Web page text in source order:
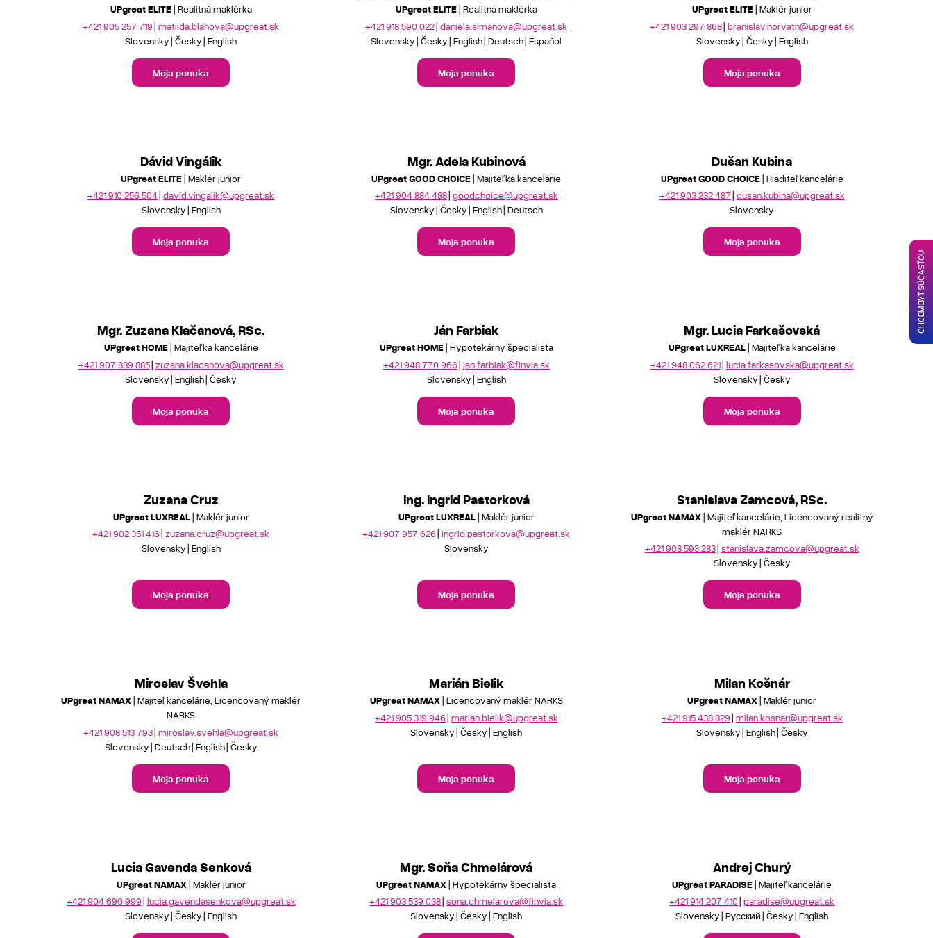
UPgreat ELITE| Realitná maklérka
+421 905 257 719 matilda.blahova@upgreat.sk
Slovensky Česky English
Moja ponuka
UPgreat ELITE| Realitná maklérka
+421 918 590 022 daniela.simanova@upgreat.sk
Slovensky Česky English Deutsch Español
Moja ponuka
UPgreat ELITE| Maklér junior
+421 903 297 868 branislav.horvath@upgreat.sk
Slovensky Česky English
Moja ponuka
Dávid Vingálik
UPgreat ELITE| Maklér junior
+421 910 256 504 david.vingalik@upgreat.sk
Slovensky English
Moja ponuka
Mgr. Adela Kubinová
UPgreat GOOD CHOICE| Majiteľka kancelárie
+421 904 884 488 goodchoice@upgreat.sk
Slovensky Česky English Deutsch
Moja ponuka
Dušan Kubina
UPgreat GOOD CHOICE| Riaditeľ kancelárie
+421 903 232 487 dusan.kubina@upgreat.sk
Slovensky
Moja ponuka
Mgr. Zuzana Klačanová, RSc.
UPgreat HOME| Majiteľka kancelárie
+421 907 839 885 zuzana.klacanova@upgreat.sk
Slovensky English Česky
Moja ponuka
Ján Farbiak
UPgreat HOME| Hypotekárny špecialista
+421 948 770 966 jan.farbiak@finvia.sk
Slovensky English
Moja ponuka
Mgr. Lucia Farkašovská
UPgreat LUXREAL| Majiteľka kancelárie
+421 948 062 621 lucia.farkasovska@upgreat.sk
Slovensky Česky
Moja ponuka
Zuzana Cruz
UPgreat LUXREAL| Maklér junior
+421 902 351 416 zuzana.cruz@upgreat.sk
Slovensky English
Moja ponuka
Ing. Ingrid Pastorková
UPgreat LUXREAL| Maklér junior
+421 907 957 626 ingrid.pastorkova@upgreat.sk
Slovensky
Moja ponuka
Stanislava Zamcová, RSc.
UPgreat NAMAX| Majiteľ kancelárie, Licencovaný realitný
maklér NARKS
+421 908 593 283 stanislava.zamcova@upgreat.sk
Slovensky Česky
Moja ponuka
Miroslav Švehla
UPgreat NAMAX| Majiteľ kancelárie, Licencovaný maklér
NARKS
+421 908 513 793 miroslav.svehla@upgreat.sk
Slovensky Deutsch English Česky
Moja ponuka
Marián Bielik
UPgreat NAMAX| Licencovaný maklér NARKS
+421 905 319 946 marian.bielik@upgreat.sk
Slovensky Česky English
Moja ponuka
Milan Košnár
UPgreat NAMAX| Maklér junior
+421 915 438 829 milan.kosnar@upgreat.sk
Slovensky English Česky
Moja ponuka
Lucia Gavenda Senková
UPgreat NAMAX| Maklér junior
+421 904 690 999 lucia.gavendasenkova@upgreat.sk
Slovensky Česky English
Mgr. Soňa Chmelárová
UPgreat NAMAX| Hypotekárny špecialista
+421 903 539 038 sona.chmelarova@finvia.sk
Slovensky Česky English
Andrej Churý
UPgreat PARADISE| Majiteľ kancelárie
+421 914 207 410 paradise@upgreat.sk
Slovensky Pусский Česky English
CHCEM BYŤ SÚČASŤOU